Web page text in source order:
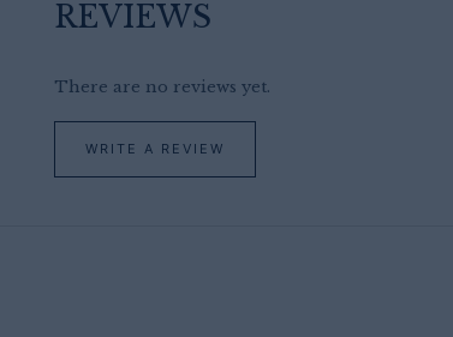
REVIEWS
There are no reviews yet.
WRITE A REVIEW